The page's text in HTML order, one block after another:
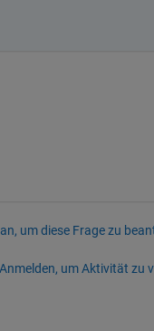
um diese Frage zu
Anmelden, um Aktivität zu